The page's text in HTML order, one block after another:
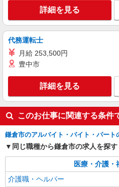
キープ
職業紹介
住宅型有料老人
【正社員】
給：200,000円〜
30,000円 ・役職
善手当：20,000
により変動） ・
間） ※固定残業
手当として別途
（上記給与とは別に支給） 下記
歓迎 ・認知症介
者研修 ・介護
鎌倉市内
キープ
詳細を見る
代務運転士
月給 253,500円
豊中市
詳細を見る
このお仕事に関連する条件
鎌倉市のアルバイト・バイト・パート
同じ職種から鎌倉市の求人を探す
医療・介護・
介護職・ヘルパー